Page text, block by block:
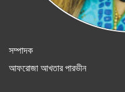
সম্পাদক
আফরোজা আখতার পারভীন